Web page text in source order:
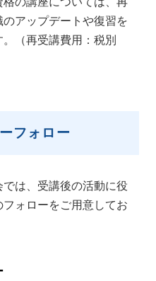
アップデートや復習を
（再受講費用：税別
フォロー
は、受講後の活動に役
ォローをご用意してお